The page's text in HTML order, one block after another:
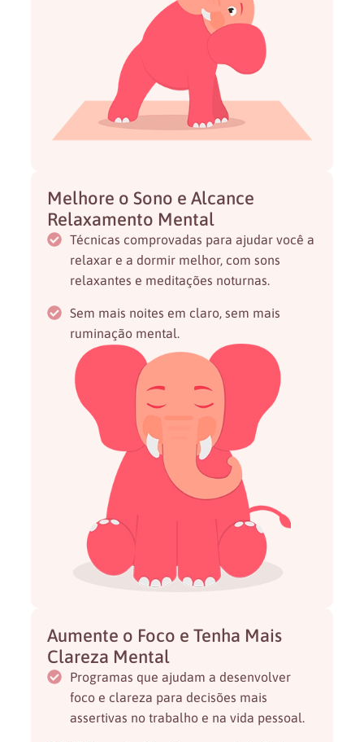
Melhore o Sono e Alcance
Relaxamento Mental
Técnicas comprovadas para ajudar você a
relaxar e a dormir melhor, com sons
relaxantes e meditações noturnas.
Sem mais noites em claro, sem mais
ruminação mental.
Aumente o Foco e Tenha Mais
Clareza Mental
Programas que ajudam a desenvolver
foco e clareza para decisões mais
assertivas no trabalho e na vida pessoal.